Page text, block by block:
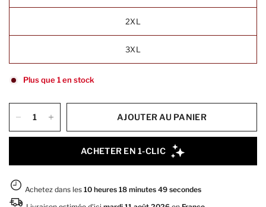
2XL
3XL
Plus que 1 en stock
AJOUTER AU PANIER